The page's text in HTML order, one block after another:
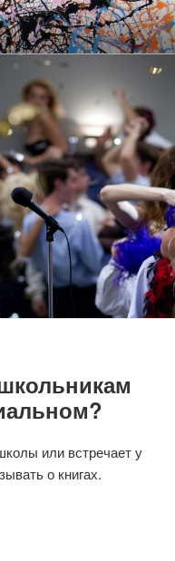
или встречает у
о книгах.